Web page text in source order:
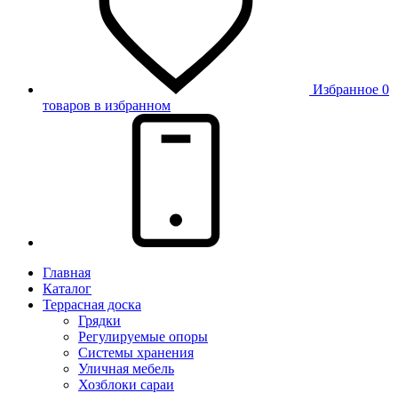
Избранное 0
товаров в избранном
Главная
Каталог
Террасная доска
Грядки
Регулируемые опоры
Системы хранения
Уличная мебель
Хозблоки сараи